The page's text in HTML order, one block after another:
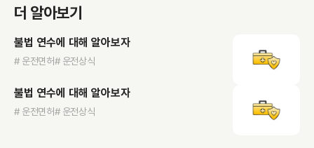
더 알아보기
불법 연수에 대해 알아보자
# 운전면허# 운전상식
불법 연수에 대해 알아보자
# 운전면허# 운전상식